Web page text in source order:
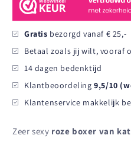
Roze
Gratis bezorgd vanaf € 25,-
Betaal zoals jij wilt, vooraf
14 dagen bedenktijd
Klantbeoordeling9,5/10
Klantenservice makkelijk
Zeer sexy roze boxer van